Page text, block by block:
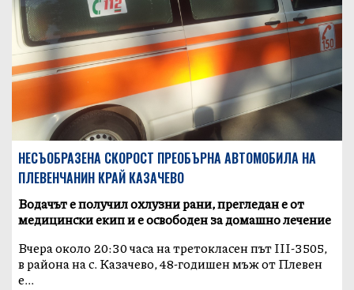
НЕСЪОБРАЗЕНА СКОРОСТ ПРЕОБЪРНА АВТОМОБИЛА НА
ПЛЕВЕНЧАНИН КРАЙ КАЗАЧЕВО
Водачът е получил охлузни рани, прегледан е от
медицински екип и е освободен за домашно лечение
Вчера около 20:30 часа на третокласен път III-3505,
в района на с. Казачево, 48-годишен мъж от Плевен
е...